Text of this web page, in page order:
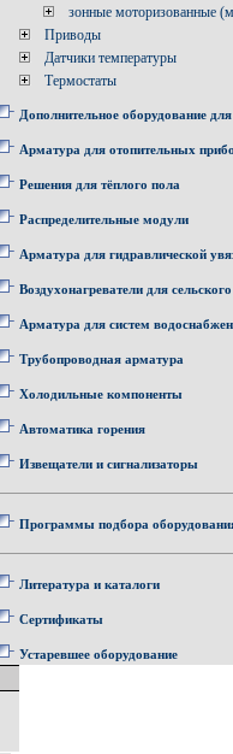
зонные моторизованные
Приводы
Датчики температуры
Термостаты
Дополнительное оборудование
Арматура для отопительных
Решения для тёплого пола
Распределительные модули
Арматура для гидравлической
Воздухонагреватели для
Арматура для систем
Трубопроводная арматура
Холодильные компоненты
Автоматика горения
Извещатели и сигнализаторы
Программы подбора
Литература и каталоги
Сертификаты
Устаревшее оборудование